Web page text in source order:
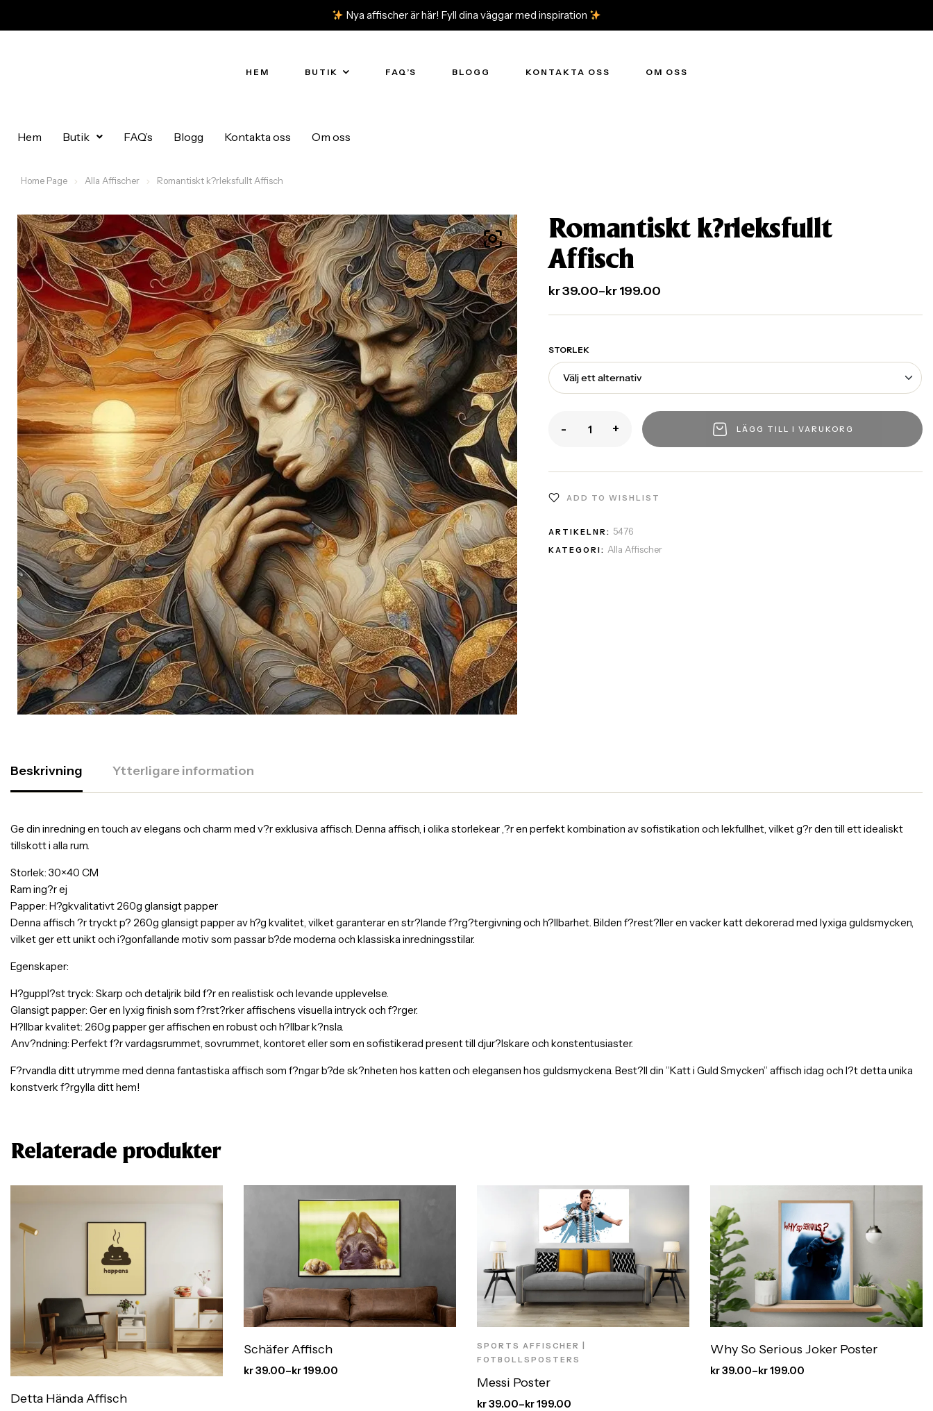
Nya affischer är här! Fyll dina väggar med inspiration
HEM BUTIK FAQ’S BLOGG KONTAKTA OSS OM OSS
Hem Butik FAQ’s Blogg Kontakta oss Om oss
Home Page Alla Affischer Romantiskt k?rleksfullt Affisch
Romantiskt k?rleksfullt
Affisch
kr39.00–kr199.00
STORLEK
- + LÄGG TILL I VARUKORG
ADD TO WISHLIST
ARTIKELNR: 5476
KATEGORI:Alla Affischer
Beskrivning Ytterligare information
Ge din inredning en touch av elegans och charm med v?r exklusiva affisch. Denna affisch, i olika storlekear ,?r en perfekt kombination av sofistikation och lekfullhet, vilket g?r den till ett idealiskt
tillskott i alla rum.
Storlek: 30×40 CM
Ram ing?r ej
Papper: H?gkvalitativt 260g glansigt papper
Denna affisch ?r tryckt p? 260g glansigt papper av h?g kvalitet, vilket garanterar en str?lande f?rg?tergivning och h?llbarhet. Bilden f?rest?ller en vacker katt dekorerad med lyxiga guldsmycken,
vilket ger ett unikt och i?gonfallande motiv som passar b?de moderna och klassiska inredningsstilar.
Egenskaper:
H?guppl?st tryck: Skarp och detaljrik bild f?r en realistisk och levande upplevelse.
Glansigt papper: Ger en lyxig finish som f?rst?rker affischens visuella intryck och f?rger.
H?llbar kvalitet: 260g papper ger affischen en robust och h?llbar k?nsla.
Anv?ndning: Perfekt f?r vardagsrummet, sovrummet, kontoret eller som en sofistikerad present till djur?lskare och konstentusiaster.
F?rvandla ditt utrymme med denna fantastiska affisch som f?ngar b?de sk?nheten hos katten och elegansen hos guldsmyckena. Best?ll din ”Katt i Guld Smycken” affisch idag och l?t detta unika
konstverk f?rgylla ditt hem!
Relaterade produkter
Detta Hända Affisch
Schäfer Affisch
kr39.00–kr199.00
SPORTS AFFISCHER |
FOTBOLLSPOSTERS
Messi Poster
kr39.00–kr199.00
Why So Serious Joker Poster
kr39.00–kr199.00